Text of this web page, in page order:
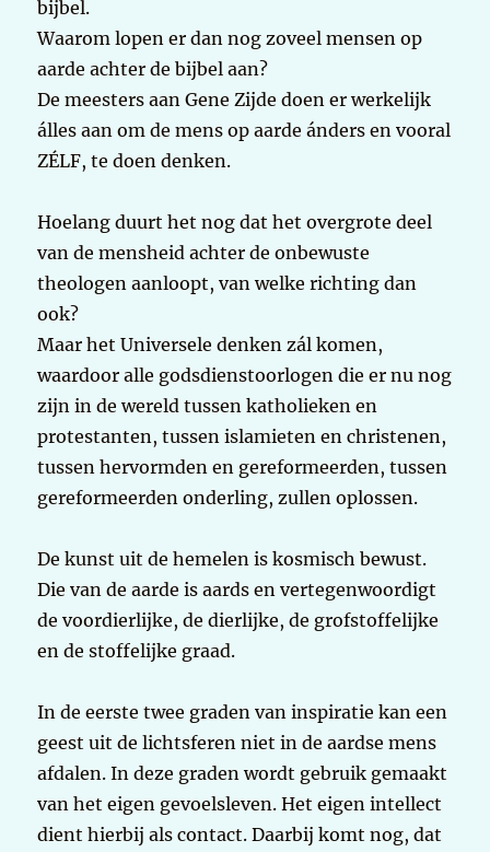
bijbel.
Waarom lopen er dan nog zoveel mensen op
aarde achter de bijbel aan?
De meesters aan Gene Zijde doen er werkelijk
álles aan om de mens op aarde ánders en vooral
ZÉLF, te doen denken.
Hoelang duurt het nog dat het overgrote deel
van de mensheid achter de onbewuste
theologen aanloopt, van welke richting dan
ook?
Maar het Universele denken zál komen,
waardoor alle godsdienstoorlogen die er nu nog
zijn in de wereld tussen katholieken en
protestanten, tussen islamieten en christenen,
tussen hervormden en gereformeerden, tussen
gereformeerden onderling, zullen oplossen.
De kunst uit de hemelen is kosmisch bewust.
Die van de aarde is aards en vertegenwoordigt
de voordierlijke, de dierlijke, de grofstoffelijke
en de stoffelijke graad.
In de eerste twee graden van inspiratie kan een
geest uit de lichtsferen niet in de aardse mens
afdalen. In deze graden wordt gebruik gemaakt
van het eigen gevoelsleven. Het eigen intellect
dient hierbij als contact. Daarbij komt nog, dat